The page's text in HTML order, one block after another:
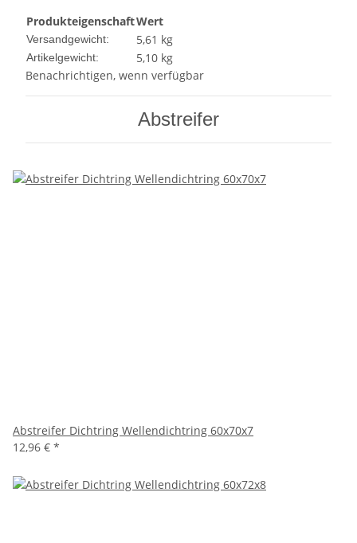
ProdukteigenschaftWert
Versandgewicht: 5,61 kg
Artikelgewicht: 5,10 kg
Benachrichtigen, wenn verfügbar
Abstreifer
Abstreifer Dichtring Wellendichtring 60x70x7
12,96 € *